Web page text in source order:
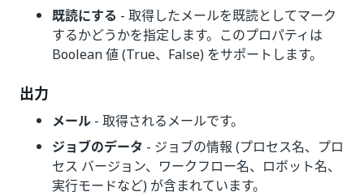
既読にする - 取得したメールを既読としてマーク
するかどうかを指定します。このプロパティは
Boolean 値 (True、False) をサポートします。
出力
メール - 取得されるメールです。
ジョブのデータ - ジョブの情報 (プロセス名、プロ
セス バージョン、ワークフロー名、ロボット名、
実行モードなど) が含まれています。